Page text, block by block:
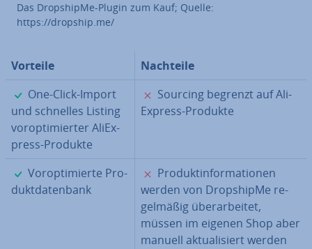
Das Drop­ship­Me-Plugin zum Kauf; Quelle:
https://dropship.me/
Vorteile
Nachteile
✓
One-Click-Import
und schnelles Listing
vor­op­ti­mier­ter Ali­Ex­
press-Produkte
✗
Sourcing begrenzt auf Ali­
Ex­press-Produkte
✓
Vor­op­ti­mier­te Pro­
dukt­da­ten­bank
✗
Pro­dukt­in­for­ma­tio­nen
werden von Drop­ship­Me re­
gel­mä­ßig über­ar­bei­tet,
müssen im eigenen Shop aber
manuell ak­tua­li­siert werden